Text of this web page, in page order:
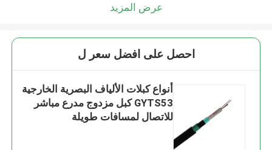
عرض المزيد
احصل على افضل سعر ل
أنواع كبلات الألياف البصرية الخارجية
GYTS53 كبل مزدوج مدرع مباشر
للاتصال لمسافات طويلة